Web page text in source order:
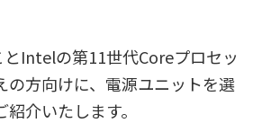
Intelの第11世代Coreプロセッ
の方向けに、電源ユニットを選
介いたします。